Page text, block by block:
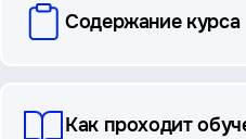
Содержание курса
Как проходит